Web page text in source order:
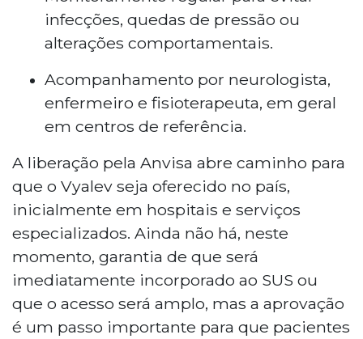
infecções, quedas de pressão ou
alterações comportamentais.
Acompanhamento por neurologista,
enfermeiro e fisioterapeuta, em geral
em centros de referência.
A liberação pela Anvisa abre caminho para
que o Vyalev seja oferecido no país,
inicialmente em hospitais e serviços
especializados. Ainda não há, neste
momento, garantia de que será
imediatamente incorporado ao SUS ou
que o acesso será amplo, mas a aprovação
é um passo importante para que pacientes